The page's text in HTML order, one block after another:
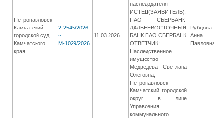
Петропавловск-
Камчатский
городской суд
Камчатского
края
2-2545/2026
~
М-1029/2026
11.03.2026
наследодателя
ИСТЕЦ(ЗАЯВИТЕЛЬ):
ПАО СБЕРБАНК-
ДАЛЬНЕВОСТОЧНЫЙ
БАНК ПАО СБЕРБАНК
ОТВЕТЧИК:
Наследственное
имущество
Медведева Светлана
Олеговна,
Петропавловск-
Камчатский городской
округ в лице
Управления
коммунального
Рубцова
Анна
Павловна